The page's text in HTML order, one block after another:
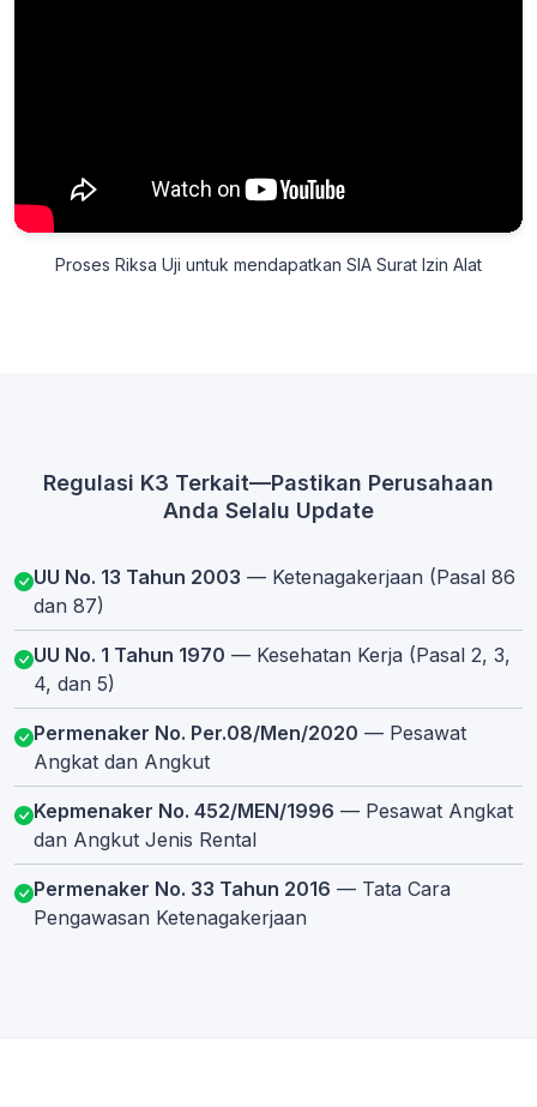
Proses Riksa Uji untuk mendapatkan SIA Surat Izin Alat
Regulasi K3 Terkait—Pastikan Perusahaan
Anda Selalu Update
UU No. 13 Tahun 2003 — Ketenagakerjaan (Pasal 86
dan 87)
UU No. 1 Tahun 1970 — Kesehatan Kerja (Pasal 2, 3,
4, dan 5)
Permenaker No. Per.08/Men/2020 — Pesawat
Angkat dan Angkut
Kepmenaker No. 452/MEN/1996 — Pesawat Angkat
dan Angkut Jenis Rental
Permenaker No. 33 Tahun 2016 — Tata Cara
Pengawasan Ketenagakerjaan